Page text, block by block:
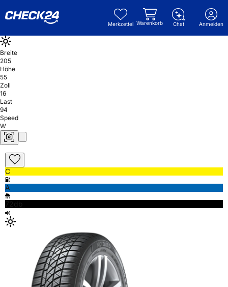
Merkzettel Warenkorb Chat Anmelden
Breite
205
Höhe
55
Zoll
16
Last
94
Speed
W
C
A
72db